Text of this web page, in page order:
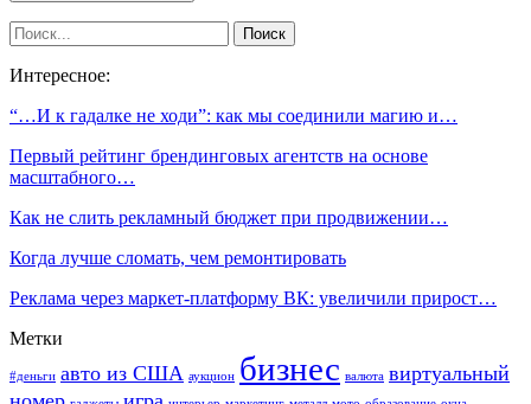
Интересное:
“…И к гадалке не ходи”: как мы соединили магию и…
Первый рейтинг брендинговых агентств на основе
масштабного…
Как не слить рекламный бюджет при продвижении…
Когда лучше сломать, чем ремонтировать
Реклама через маркет-платформу ВК: увеличили прирост…
Метки
#деньги авто из США аукцион бизнес валюта виртуальный